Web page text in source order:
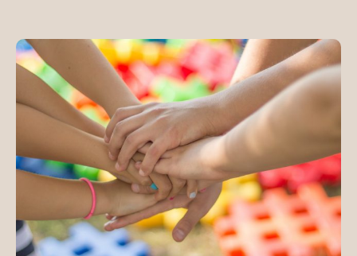
PR CIKKEK
MÉDIAAJÁNLAT
KAPCSOLAT